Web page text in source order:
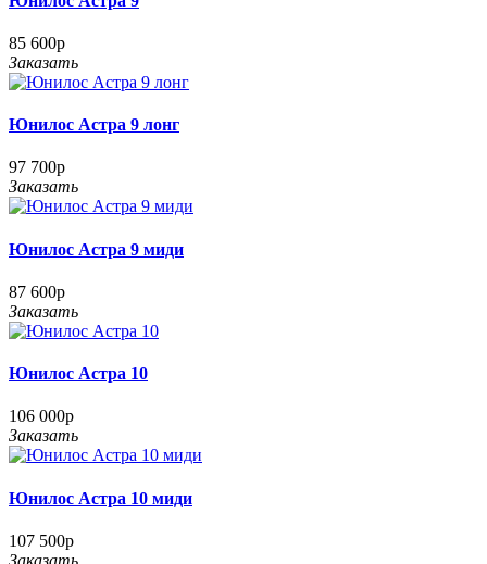
85 600р
Заказать
Юнилос Астра 9 лонг
97 700р
Заказать
Юнилос Астра 9 миди
87 600р
Заказать
Юнилос Астра 10
106 000р
Заказать
Юнилос Астра 10 миди
107 500р
Заказать